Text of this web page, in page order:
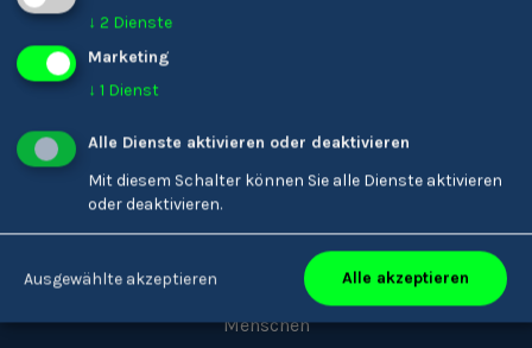
More schools coming soon!
Youkando
Menschen
↓ 2 Dienste
Marketing
↓ 1 Dienst
Alle Dienste aktivieren oder deaktivieren
Mit diesem Schalter können Sie alle Dienste aktivieren
oder deaktivieren.
Ausgewählte akzeptieren Alle akzeptieren